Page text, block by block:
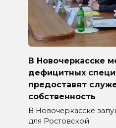
В Новочеркасске
дефицитных
предоставят
собственность
В Новочеркасске
для Ростовской